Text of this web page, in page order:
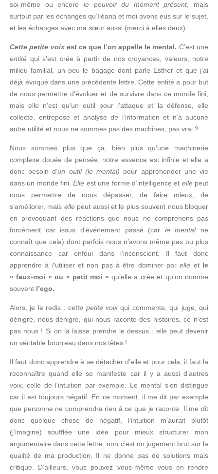
soi-même ou encore le pouvoir du moment présent, mais
surtout par les échanges qu’Iléana et moi avons eus sur le sujet,
et les échanges avec ma sœur aussi (merci à elles deux).
Cette petite voixest ce que l’on appelle le mental. C’est une
entité qui s’est crée à partir de nos croyances, valeurs, notre
milieu familial, un peu le bagage dont parle Esther et que j’ai
déjà évoqué dans une précédente lettre. Cette entité a pour but
de nous permettre d’évoluer et de survivre dans ce monde fini,
mais elle n’est qu’un outil pour l’attaque et la défense, elle
collecte, entrepose et analyse de l’information et n’a aucune
autre utilité et nous ne sommes pas des machines, pas vrai ?
Nous sommes plus que ça, bien plus qu’une machinerie
complexe douée de pensée, notre essence est infinie et elle a
donc besoin d’un outil (le mental) pour appréhender une vie
dans un monde fini.Elle est une forme d’intelligence et ellepeut
nous permettre de nous dépasser, de faire mieux, de
s’améliorer, mais ellepeut aussi et le plus souvent nous bloquer
en provoquant des réactions que nous ne comprenons pas
forcément car issus d’événement passé (car le mentalne
connaît que cela) dont parfois nous n’avons même pas ou plus
connaissance car enfoui dans l’inconscient. Il faut donc
apprendre à l‘utiliser et non pas à être dominer parelle etle
« faux-moi » ou « petit moi » qu’elle a crée et qu’on nomme
souvent l’ego.
Alors, je le redis :cette petite voixqui commente, qui juge, qui
dénigre, nous dénigre, qui nous raconte des histoires, ce n’est
pas nous ! Si on la laisse prendre le dessus : elle peut devenir
un véritable bourreau dans nos têtes !
Il faut donc apprendre à se détacher d’elle et pour cela, il faut la
reconnaître quand elle se manifeste car il y a aussi d’autres
voix, celle de l’intuition par exemple. Le mental s’en distingue
car il est toujours négatif. En ce moment, il me dit par exemple
que personne ne comprendra rien à ce que je raconte. Il me dit
donc quelque chose de négatif, l’intuition m’aurait plutôt
(j’imagine) soufflée une idée pour mieux structurer mon
argumentaire dans cette lettre, non c’est un jugement brut sur la
qualité de ma production. Il ne donne pas de solutions mais
critique. D’ailleurs, vous pouvez vous-même vous en rendre